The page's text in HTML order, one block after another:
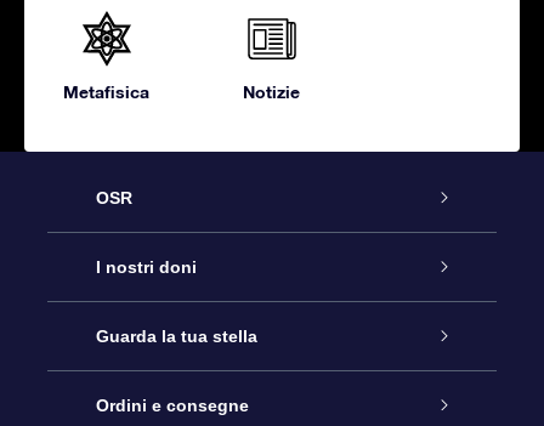
Metafisica Notizie
OSR
Assistenza
Contattaci
Blog
I nostri doni
Online Star Gift
Pacchetto regalo OSR
Guarda la tua stella
Registro stellare
Ordini e consegne